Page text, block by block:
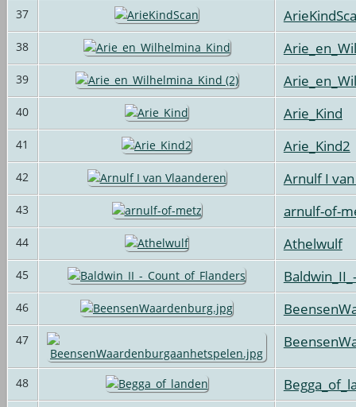
37
38
39
40 Arie_Kind
41 Arie_Kind2
42 Arnulf I
43 arnulf-of-
44 Athelwulf
45
46
47
48